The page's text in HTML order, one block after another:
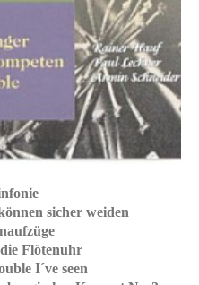
sicher weiden
Flötenuhr
I´ve seen